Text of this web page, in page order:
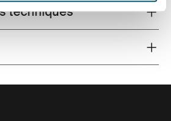
techspec
techniques